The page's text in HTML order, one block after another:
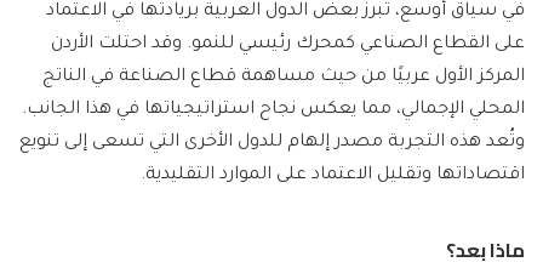
في سياق أوسع، تبرز بعض الدول العربية بريادتها في الاعتماد
على القطاع الصناعي كمحرك رئيسي للنمو. وقد احتلت الأردن
المركز الأول عربيًا من حيث مساهمة قطاع الصناعة في الناتج
المحلي الإجمالي، مما يعكس نجاح استراتيجياتها في هذا الجانب.
وتُعد هذه التجربة مصدر إلهام للدول الأخرى التي تسعى إلى تنويع
اقتصاداتها وتقليل الاعتماد على الموارد التقليدية.
ماذا بعد؟